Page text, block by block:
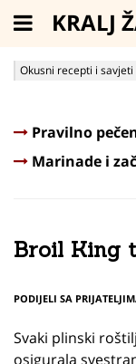
KRALJ
Okusni recepti i savjeti
Pravilno
Marinade i
Broil King
PODIJELI SA
Svaki plinski
osigurala